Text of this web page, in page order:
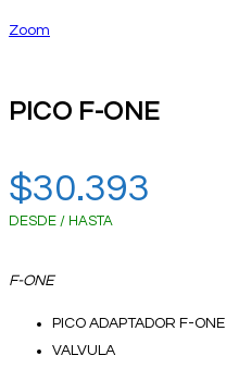
Zoom
PICO F-ONE
$30.393
DESDE / HASTA
F-ONE
PICO ADAPTADOR F-ONE
VALVULA